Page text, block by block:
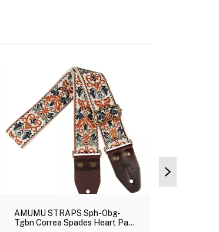
AMUMU STRAPS Sph-Obg-
Tgbn Correa Spades Heart Para